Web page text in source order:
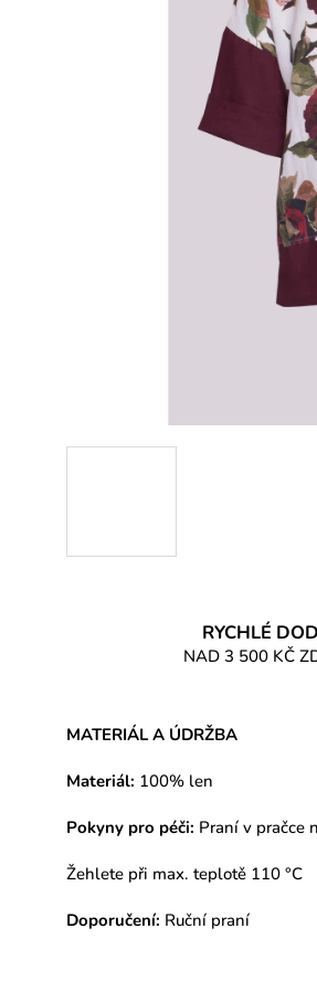
RYCHLÉ
NAD 3 500 KČ
MATERIÁL A ÚDRŽBA
Materiál: 100% len
Pokyny pro péči: Praní v pračce
Žehlete při max. teplotě 110 °C
Doporučení: Ruční praní